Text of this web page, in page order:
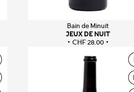
Bain de Minuit
JEUX DE NUIT
CHF28.00